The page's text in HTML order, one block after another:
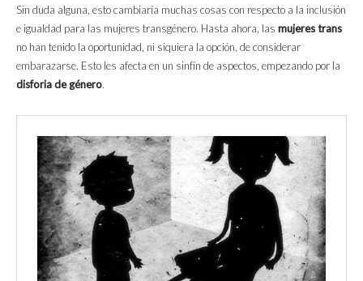
Sin duda alguna, esto cambiaría muchas cosas con respecto a la inclusión
e igualdad para las mujeres transgénero. Hasta ahora, las mujeres trans
no han tenido la oportunidad, ni siquiera la opción, de considerar
embarazarse. Esto les afecta en un sinfín de aspectos, empezando por la
disforia de género.